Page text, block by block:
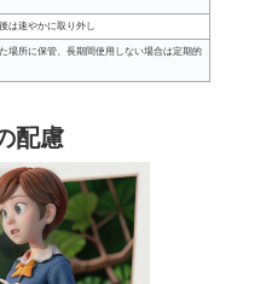
は速やかに取り外し
場所に保管、長期間使用しない場合は定期的
配慮